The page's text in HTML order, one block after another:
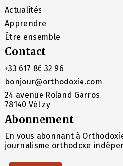
Actualités
Apprendre
Être ensemble
Contact
+33 617 86 32 96
bonjour@orthodoxie.com
24 avenue Roland Garros
78140 Vélizy
Abonnement
En vous abonnant à
journalisme orthodoxe